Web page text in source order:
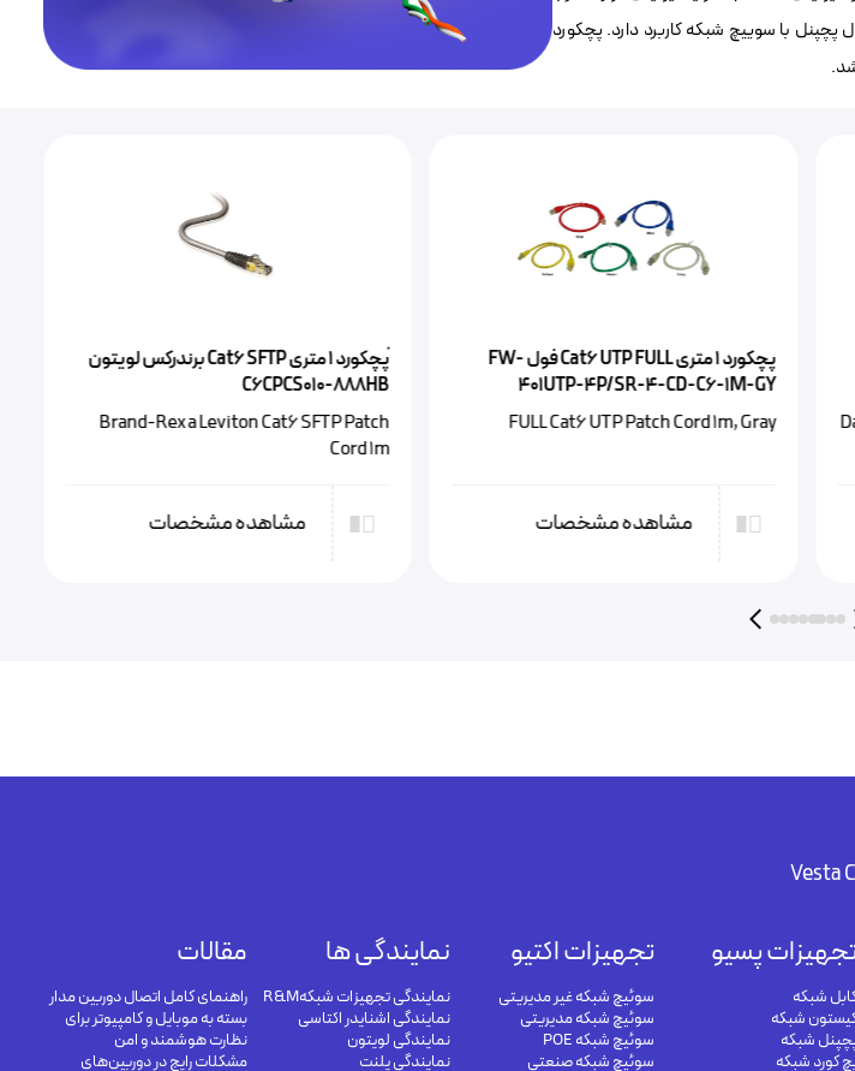
پچپنل با سوییچ شبکه کاربرد دارد. پچکورد
ًپچکورد ۱ متری Cat6 SFTP برندرکس لویتون
C6CPCS010-888HB
Brand-Rex a Leviton Cat6 SFTP Patch
مشاهده مشخصات مشاهده مشخصات
Vesta
تجهیزات پسیو
شبکه
شبکه
شبکه
کورد شبکه
تجهیزات اکتیو
سوئیچ شبکه غیر مدیریتی
سوئیچ شبکه مدیریتی
سوئیچ شبکه POE
سوئیچ شبکه صنعتی
نمایندگی ها
نمایندگی تجهیزات شبکهR&M
نمایندگی اشنایدر اکتاسی
نمایندگی لویتون
نمایندگی پلنت
مقالات
راهنمای کامل اتصال دوربین مدار
بسته به موبایل و کامپیوتر برای
نظارت هوشمند و امن
مشکلات رایج در دوربین‌های